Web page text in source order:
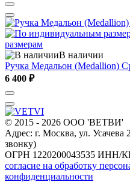
размерам
В наличии
Ручка Медальон (Medallion)
6 400 ₽
© 2015 - 2026 ООО 'ВЕТВИ'
Адрес: г. Москва, ул. Усачева
звонку)
ОГРН 1220200043535 ИНН/
согласие на обработку
конфиденциальности